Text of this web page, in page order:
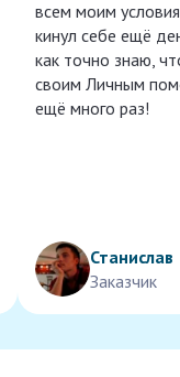
всем моим
кинул себе ещё
как точно знаю,
своим Личным
ещё много раз!
Станислав
Заказчик